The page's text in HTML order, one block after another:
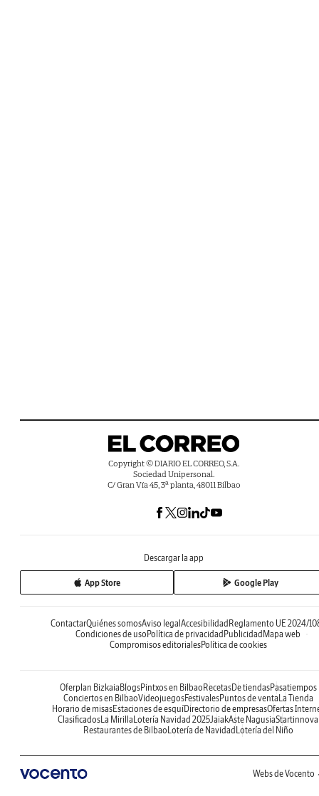
Copyright © DIARIO EL CORREO, S.A.
Sociedad Unipersonal.
C/ Gran Vía 45, 3ª planta, 48011 Bilbao
Descargar la app
App Store Google Play
ContactarQuiénes somosAviso legal Accesibilidad Reglamento UE 2024/
Condiciones de uso Política de privacidad Publicidad Mapa web
Compromisos editorialesPolítica de cookies
Oferplan Bizkaia BlogsPintxos en Bilbao RecetasDe tiendasPasatiempos
Conciertos en BilbaoVideojuegosFestivalesPuntos de venta La Tienda
Horario de misasEstaciones de esquíDirectorio de empresasOfertas
ClasificadosLa Mirilla Lotería Navidad 2025JaiakAste NagusiaStartinnova
Restaurantes de Bilbao Lotería de Navidad Lotería del Niño
Webs de Vocento